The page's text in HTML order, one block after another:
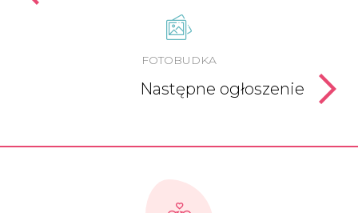
FOTOBUDKA
Następne ogłoszenie